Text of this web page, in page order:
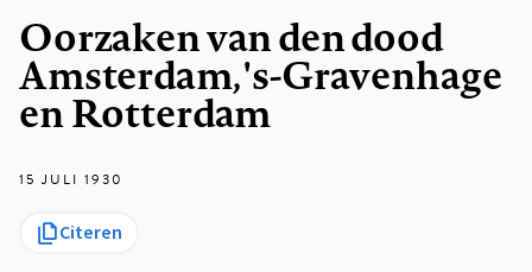
Oorzaken van den dood
Amsterdam, 's-Gravenhage
en Rotterdam
15 JULI 1930
Citeren